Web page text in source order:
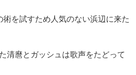
を試すため人気のない浜辺に来た
清麿とガッシュは歌声をたどって